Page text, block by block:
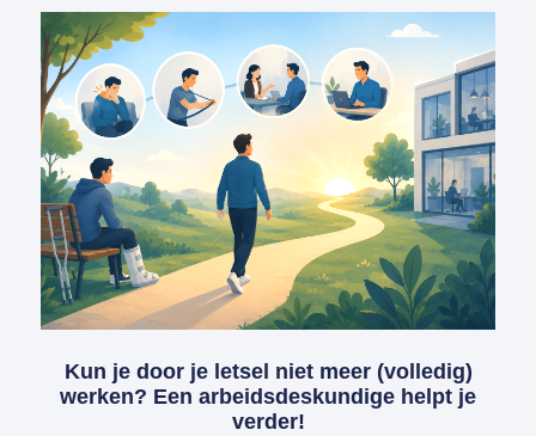
Kun je door je letsel niet meer (volledig)
werken? Een arbeidsdeskundige helpt je
verder!